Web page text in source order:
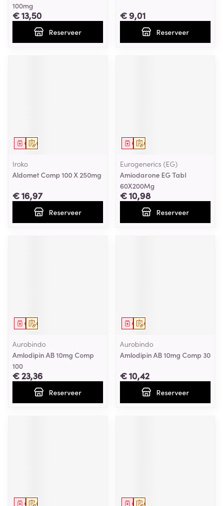
100mg
€ 13,50
Reserveer
€ 9,01
Reserveer
Op voorschrift
Geneesmiddel
Iroko
Aldomet Comp 100 X 250mg
€ 16,97
Reserveer
Op voorschrift
Geneesmiddel
Eurogenerics (EG)
Amiodarone EG Tabl
60X200Mg
€ 10,98
Reserveer
Op voorschrift
Geneesmiddel
Aurobindo
Amlodipin AB 10mg Comp
100
€ 23,36
Reserveer
Op voorschrift
Geneesmiddel
Aurobindo
Amlodipin AB 10mg Comp 30
€ 10,42
Reserveer
Op voorschrift
Geneesmiddel Op voorschrift
Geneesmiddel